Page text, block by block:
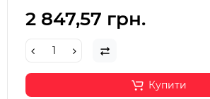
2 847,57 грн.
Купити